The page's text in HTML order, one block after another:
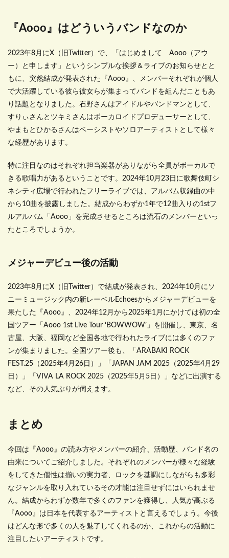
『Aooo』はどういうバンドなのか
2023年8月にX（旧Twitter）で、「はじめまして Aooo（アウ
ー）と申します」というシンプルな挨拶＆ライブのお知らせとと
もに、突然結成が発表された『Aooo』、メンバーそれぞれが個人
で大活躍している彼ら彼女らが集まってバンドを組んだこともあ
り話題となりました。石野さんはアイドルやバンドマンとして、
すりぃさんとツキミさんはボーカロイドプロデューサーとして、
やまもとひかるさんはベーシストやソロアーティストとして様々
な経歴があります。
特に注目なのはそれぞれ担当楽器がありながら全員がボーカルで
きる歌唱力があるということです。2024年10月23日に歌舞伎町シ
ネシティ広場で行われたフリーライブでは、アルバム収録曲の中
から10曲を披露しました。結成からわずか1年で12曲入りの1stフ
ルアルバム「Aooo」を完成させるところは流石のメンバーといっ
たところでしょうか。
メジャーデビュー後の活動
2023年8月にX（旧Twitter）で結成が発表され、2024年10月にソ
ニーミュージック内の新レーベルEchoesからメジャーデビューを
果たした『Aooo』、2024年12月から2025年1月にかけては初の全
国ツアー「Aooo 1st Live Tour ‘BOWWOW’」を開催し、東京、名
古屋、大阪、福岡など全国各地で行われたライブには多くのファ
ンが集まりました。全国ツアー後も、「ARABAKI ROCK
FEST.25（2025年4月26日）」「JAPAN JAM 2025（2025年4月29
日）」「VIVA LA ROCK 2025（2025年5月5日）」などに出演する
など、その人気ぶりが伺えます。
まとめ
今回は『Aooo』の読み方やメンバーの紹介、活動歴、バンド名の
由来についてご紹介しました。それぞれのメンバーが様々な経験
をしてきた個性は揃いの実力者、ロックを基調にしながらも多彩
なジャンルを取り入れているその才能は注目せずにはいられませ
ん。結成からわずか数年で多くのファンを獲得し、人気が高ぶる
『Aooo』は日本を代表するアーティストと言えるでしょう。今後
はどんな形で多くの人を魅了してくれるのか、これからの活動に
注目したいアーティストです。